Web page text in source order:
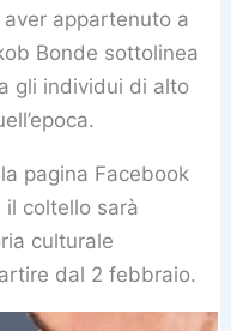
appartenuto a
Bonde sottolinea
gli individui di alto
pagina Facebook
coltello sarà
culturale
dal 2 febbraio.